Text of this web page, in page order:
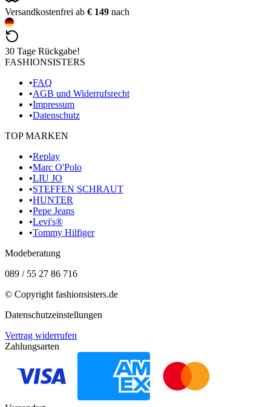
Versandkostenfrei ab € 149 nach
30 Tage Rückgabe!
FASHIONSISTERS
•FAQ
•AGB und Widerrufsrecht
•Impressum
•Datenschutz
TOP MARKEN
•Replay
•Marc O'Polo
•LIU JO
•STEFFEN SCHRAUT
•HUNTER
•Pepe Jeans
•Levi's®
•Tommy Hilfiger
Modeberatung
089 / 55 27 86 716
© Copyright fashionsisters.de
Datenschutzeinstellungen
Vertrag widerrufen
Zahlungsarten